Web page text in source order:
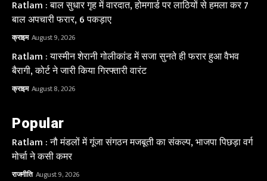
Ratlam : बाल सुधार गृह में वारदात, होमगार्ड पर लाठियों से हमला कर 7
बाल अपचारी फरार, 6 पकड़ाए
क्राइम August 9, 2026
Ratlam : यास्मीन शेरानी गोलीकांड में सजा सुनते ही फरार हुआ वैभव
बैरागी, कोर्ट ने जारी किया गिरफ्तारी वारंट
क्राइम August 8, 2026
Popular
Ratlam : नौ मंडलों में गूंजा संगठन मजबूती का संकल्प, भाजपा पिछड़ा वर्ग
मोर्चा ने कसी कमर
राजनीति August 9, 2026